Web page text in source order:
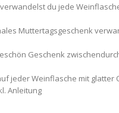
du jede
Muttertagsgeschenk
Geschenk
jeder Weinflasche mit glatter
Anleitung